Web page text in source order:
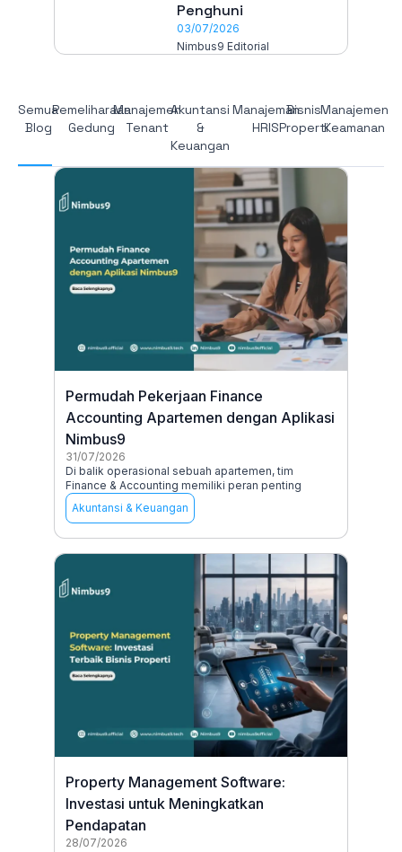
Penghuni
03/07/2026
Nimbus9 Editorial
Semua
Blog
Pemeliharaan
Gedung
Manajemen
Tenant
Akuntansi
&
Keuangan
Manajeman
HRIS
Bisnis
Properti
Manajemen
Keamanan
Permudah Pekerjaan Finance
Accounting Apartemen dengan Aplikasi
Nimbus9
31/07/2026
Di balik operasional sebuah apartemen, tim
Finance & Accounting memiliki peran penting
Akuntansi & Keuangan
Property Management Software:
Investasi untuk Meningkatkan
Pendapatan
28/07/2026